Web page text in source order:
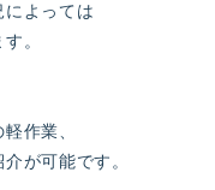
によっては
。
作業、
が可能です。